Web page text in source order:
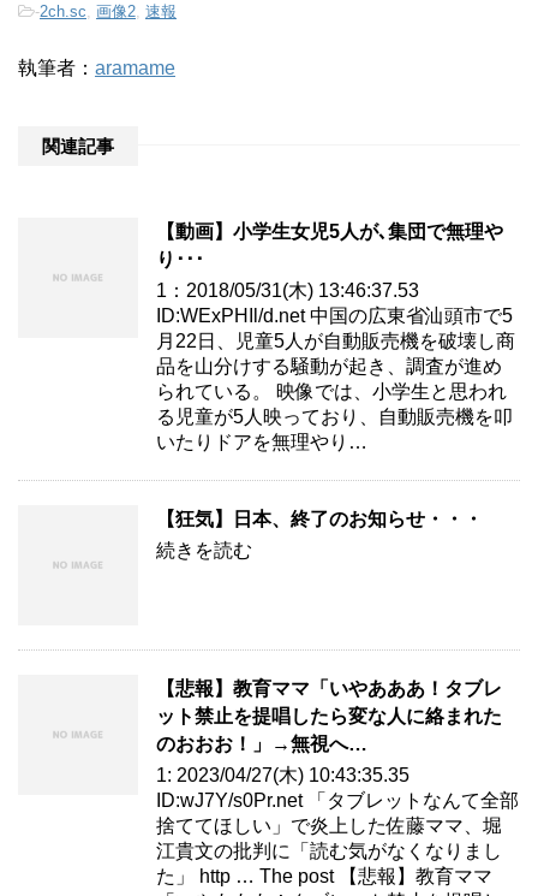
-2ch.sc 画像2 速報
執筆者： aramame
関連記事
【動画】小学生女児5人が､集団で無理や
り･･･
1：2018/05/31(木) 13:46:37.53
ID:WExPHIl/d.net 中国の広東省汕頭市で5
月22日、児童5人が自動販売機を破壊し商
品を山分けする騒動が起き、調査が進め
られている。 映像では、小学生と思われ
る児童が5人映っており、自動販売機を叩
いたりドアを無理やり…
【狂気】日本、終了のお知らせ・・・
続きを読む
【悲報】教育ママ「いやあああ！タブレ
ット禁止を提唱したら変な人に絡まれた
のおおお！」→無視へ…
1: 2023/04/27(木) 10:43:35.35
ID:wJ7Y/s0Pr.net 「タブレットなんて全部
捨ててほしい」で炎上した佐藤ママ、堀
江貴文の批判に「読む気がなくなりまし
た」 http … The post 【悲報】教育ママ